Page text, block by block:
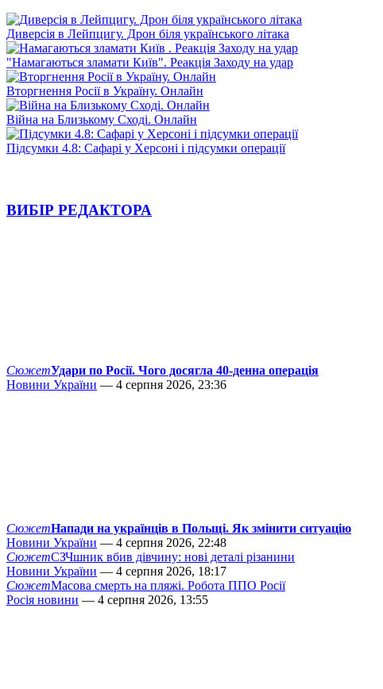
Диверсія в Лейпцигу. Дрон біля українського літака
"Намагаються зламати Київ". Реакція Заходу на удар
Вторгнення Росії в Україну. Онлайн
Війна на Близькому Сході. Онлайн
Підсумки 4.8: Сафарі у Херсоні і підсумки операції
ВИБІР РЕДАКТОРА
СюжетУдари по Росії. Чого досягла 40-денна операція
Новини України — 4 серпня 2026, 23:36
СюжетНапади на українців в Польщі. Як змінити ситуацію
Новини України — 4 серпня 2026, 22:48
СюжетСЗЧшник вбив дівчину: нові деталі різанини
Новини України — 4 серпня 2026, 18:17
СюжетМасова смерть на пляжі. Робота ППО Росії
Росія новини — 4 серпня 2026, 13:55